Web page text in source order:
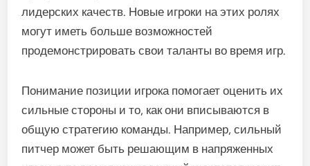
лидерских качеств. Новые игроки на этих ролях
могут иметь больше возможностей
продемонстрировать свои таланты во время игр.
Понимание позиции игрока помогает оценить их
сильные стороны и то, как они вписываются в
общую стратегию команды. Например, сильный
питчер может быть решающим в напряженных